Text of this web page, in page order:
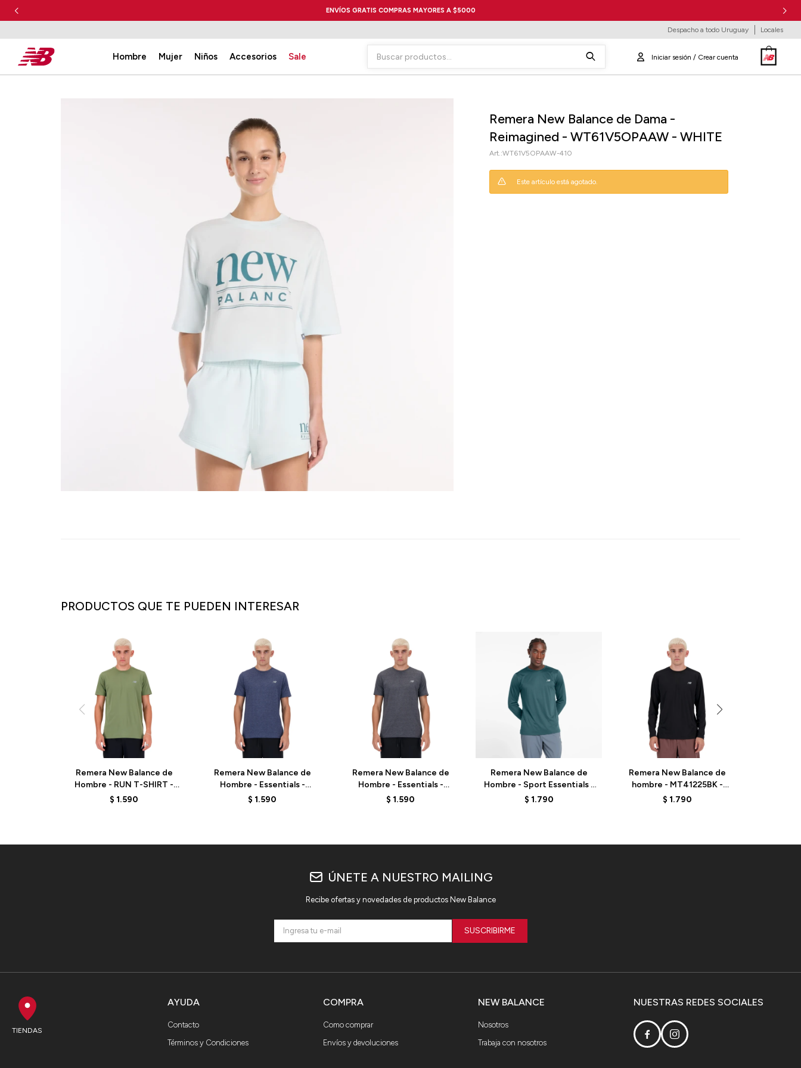
ENVÍOS GRATIS COMPRAS MAYORES A $5000
Hombre Mujer Niños Accesorios Sale
Despacho a todo Uruguay Locales
Remera New Balance de Dama -
Reimagined - WT61V5OPAAW - WHITE
WT61V5OPAAW-410
Este artículo está agotado.
PRODUCTOS QUE TE PUEDEN INTERESAR
Remera New Balance de
Hombre - RUN T-SHIRT -
MT41222DEK - GREEN
$ 1.590
Remera New Balance de
Hombre - Essentials -
MT41070NNH - BLUE
$ 1.590
Remera New Balance de
Hombre - Essentials -
MT41070BKH - BLACK
$ 1.590
Remera New Balance de
Hombre - Sport Essentials -
MT41225AAZ - TURQUOISE
$ 1.790
Remera New Balance de
hombre - MT41225BK -
BLACK
$ 1.790
TIENDAS
AYUDA
Contacto
Términos y Condiciones
NEW BALANCE
Nosotros
Trabaja con nosotros
COMPRA
Como comprar
Envíos y devoluciones
NUESTRAS REDES SOCIALES
 
ÚNETE A NUESTRO MAILING
Recibe ofertas y novedades de productos New Balance
SUSCRIBIRME